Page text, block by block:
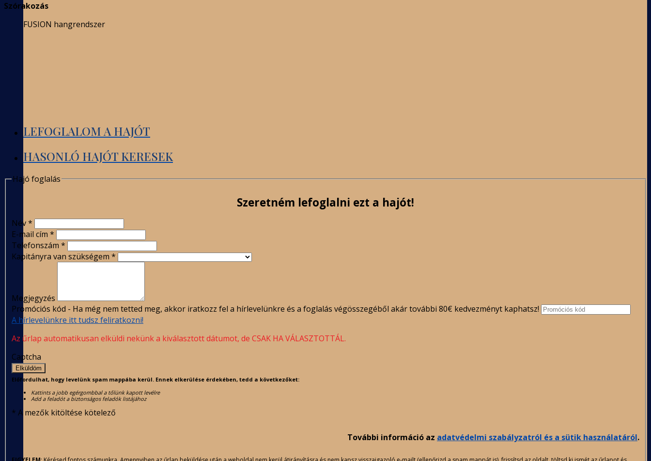
Szórakozás
FUSION hangrendszer
LEFOGLALOM A HAJÓT
HASONLÓ HAJÓT KERESEK
Hajó foglalás
Szeretném lefoglalni ezt a hajót!
Név*
E-mail cím *
Telefonszám *
Kapitányra van szükségem *
Megjegyzés
Promóciós kód - Ha még nem tetted meg, akkor iratkozz fel a hírlevelünkre és a foglalás végösszegéből akár további 80€ kedvezményt kaphatsz!
A hírlevelünkre itt tudsz feliratkozni!
Az űrlap automatikusan elküldi nekünk a kiválasztott dátumot, de CSAK HA VÁLASZTOTTÁL.
Captcha
Elküldöm
Előfordulhat, hogy levelünk spam mappába kerül. Ennek elkerülése érdekében, tedd a következőket:
Kattints a jobb egérgombbal a tőlünk kapott levélre
Add a feladót a biztonságos feladók listájához
* A mezők kitöltése kötelező
További információ az adatvédelmi szabályzatról és a sütik használatáról.